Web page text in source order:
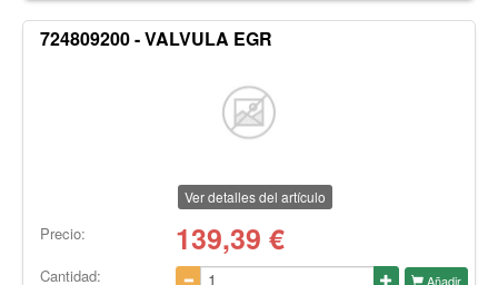
724809200 - VALVULA EGR
Ver detalles del artículo
Precio: 139,39 €
Cantidad: Añadir